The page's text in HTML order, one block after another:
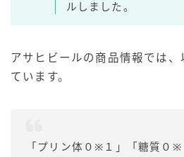
ルしました。
アサヒビールの商品情報では
ています。
「プリン体０※１」「糖質０